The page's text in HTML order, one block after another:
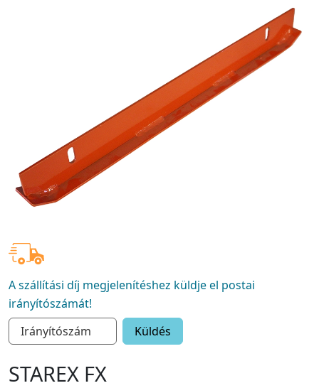
A szállítási díj megjelenítéshez küldje el postai
irányítószámát!
Küldés
STAREX FX